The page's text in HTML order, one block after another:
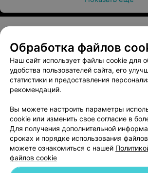
О проекте Новости проекта
Медицинский маркетинг
Пользовательское соглашение
Написать в поддержку
Персональные настройки
Обработка персональных
Обработка файлов
Наш сайт использует файлы cookie для
удобства пользователей сайта, его
статистики и предоставления
рекомендаций.
Вы можете настроить параметры
cookie или изменить свое согласие в
Для получения дополнительной
сроках и порядке использования
можете ознакомиться с нашей
файлов cookie